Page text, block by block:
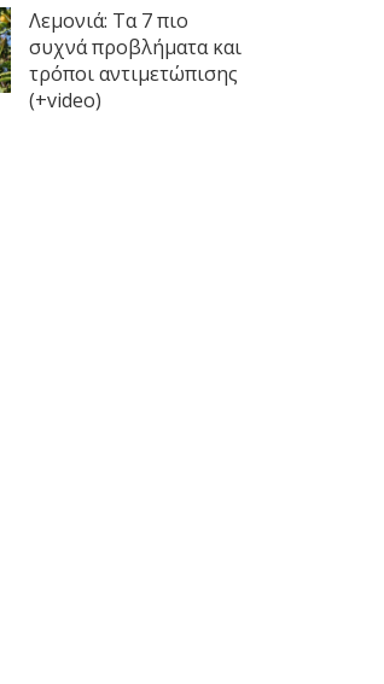
Λεμονιά: Τα 7 πιο
συχνά προβλήματα και
τρόποι αντιμετώπισης
(+video)